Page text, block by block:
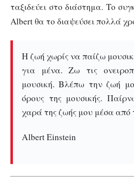
ταξιδεύει στο διάστημα. Το
Albert θα το διαψεύσει πολλά
Η ζωή χωρίς να παίζω
για μένα. Ζω τις
μουσική. Βλέπω την ζωή
όρους της μουσικής.
χαρά της ζωής μου μέσα από
Albert Einstein